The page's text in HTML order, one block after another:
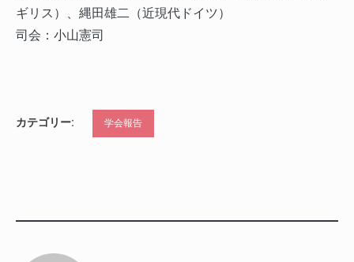
ギリス）、縄田雄二（近現代ドイツ）
司会：小山憲司
カテゴリー: 学会報告